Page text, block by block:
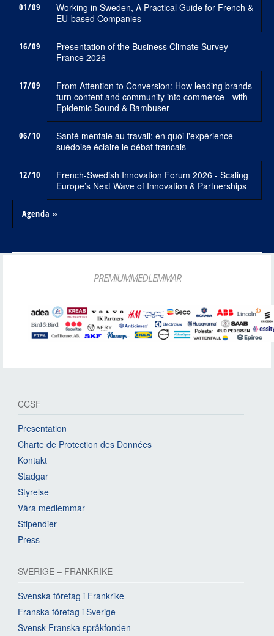
01/09
Working in Sweden, A Practical Guide for French &
EU-based Companies
16/09
Presentation of the Business Climate Survey
France 2026
17/09
From Attention to Conversion: How leading brands
turn content and community into commerce - with
Epidemic Sound & Bambuser
06/10
Santé mentale au travail: en quoi l'expérience
suédoise éclaire le débat francais
12/10
French-Swedish Innovation Forum 2026 - Scaling
Europe’s Next Wave of Innovation & Partnerships
Agenda »
PREMIUMMEDLEMMAR
CCSF
Presentation
Charte de Protection des Données
Kontakt
Stadgar
Styrelse
Våra medlemmar
Stipendier
Press
SVERIGE – FRANKRIKE
Svenska företag i Frankrike
Franska företag i Sverige
Svensk-Franska språkfonden